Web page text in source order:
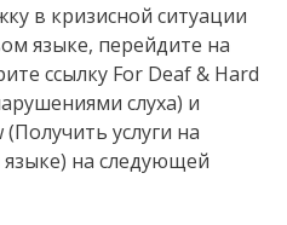
в кризисной ситуации
языке, перейдите на
ссылку For Deaf & Hard
слуха) и
услуги на
на следующей